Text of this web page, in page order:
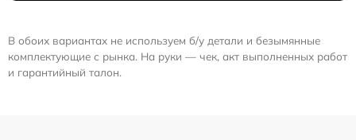
В обоих вариантах не используем б/у детали и безымянные
комплектующие с рынка. На руки — чек, акт выполненных работ
и гарантийный талон.